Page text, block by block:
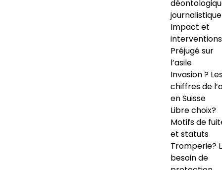
journalistique
Impact et
interventions
Préjugé sur
l’asile
Invasion ?
chiffres de
en Suisse
Libre choix?
Motifs de
et statuts
Tromperie?
besoin de